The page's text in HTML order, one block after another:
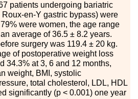
patients undergoing bariatric
en-Y gastric bypass) were
were women, the age range
average of 36.5 ± 8.2 years.
surgery was 119.4 ± 20 kg.
of postoperative weight loss
34.3% at 3, 6 and 12 months,
weight, BMI, systolic
total cholesterol, LDL, HDL
significantly (p < 0.001) one year